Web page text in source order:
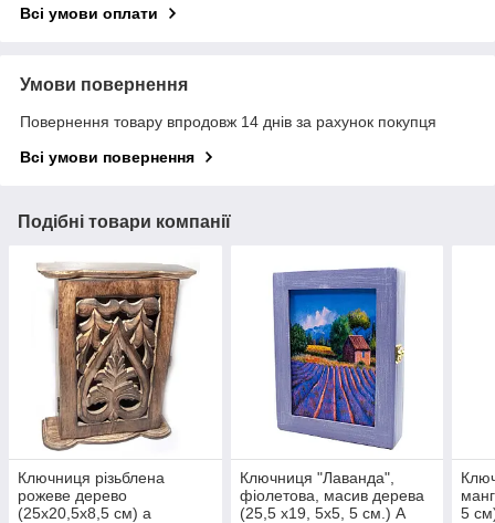
Всі умови оплати
Умови повернення
Повернення товару впродовж 14 днів за рахунок покупця
Всі умови повернення
Подібні товари компанії
Ключниця різьблена
рожеве дерево
(25х20,5х8,5 см) a
Ключниця "Лаванда",
фіолетова, масив дерева
(25,5 х19, 5х5, 5 см.) A
5